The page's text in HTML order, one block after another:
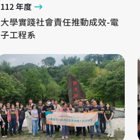
112 年度
大學實踐社會責任推動成效-電
子工程系